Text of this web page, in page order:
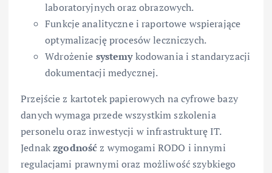
laboratoryjnych oraz obrazowych.
Funkcje analityczne i raportowe wspierające
optymalizację procesów leczniczych.
Wdrożenie systemykodowania i standaryzacji
dokumentacji medycznej.
Przejście z kartotek papierowych na cyfrowe bazy
danych wymaga przede wszystkim szkolenia
personelu oraz inwestycji w infrastrukturę IT.
Jednakzgodność z wymogami RODO i innymi
regulacjami prawnymi oraz możliwość szybkiego